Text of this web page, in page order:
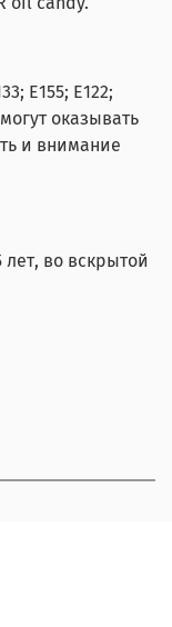
Е155; Е122;
оказывать
и внимание
во вскрытой